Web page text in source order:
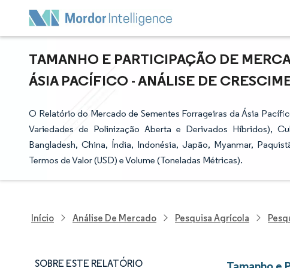
TAMANHO E PARTICIPAÇÃO DE
ÁSIA PACÍFICO - ANÁLISE DE
O Relatório do Mercado de Sementes Forrageiras da Ásia
Variedades de Polinização Aberta e Derivados Híbridos),
Bangladesh, China, Índia, Indonésia, Japão, Myanmar,
Termos de Valor (USD) e Volume (Toneladas Métricas).
Início Análise De Mercado Pesquisa Agrícola
SOBRE ESTE RELATÓRIO